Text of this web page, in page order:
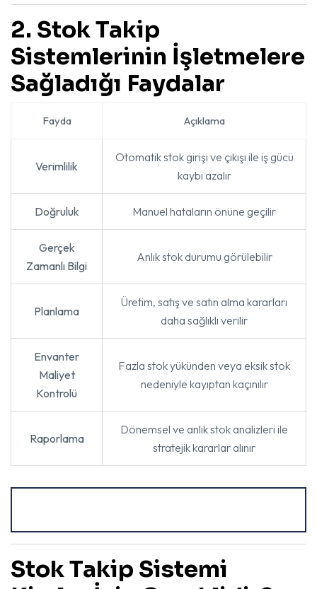
2. Stok Takip
Sistemlerinin İşletmelere
Sağladığı Faydalar
Fayda Açıklama
Verimlilik
Otomatik stok girişi ve çıkışı ile iş gücü
kaybı azalır
Doğruluk Manuel hataların önüne geçilir
Gerçek
Zamanlı Bilgi
Anlık stok durumu görülebilir
Planlama
Üretim, satış ve satın alma kararları
daha sağlıklı verilir
Envanter
Maliyet
Kontrolü
Fazla stok yükünden veya eksik stok
nedeniyle kayıptan kaçınılır
Raporlama
Dönemsel ve anlık stok analizleri ile
stratejik kararlar alınır
Stok Takip Sistemi